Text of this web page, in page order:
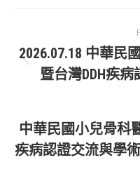
navigation
2026.07.18 中華民
暨台灣DDH疾
中華民國小兒骨科
疾病認證交流與學